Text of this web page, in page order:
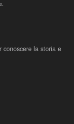
conoscere la storia e